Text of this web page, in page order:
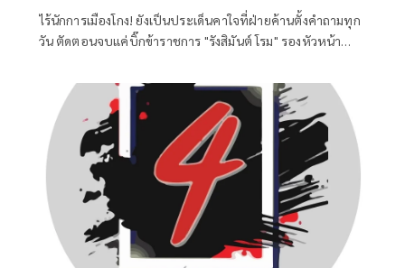
ไร้นักการเมืองโกง! ยังเป็นประเด็นคาใจที่ฝ่ายค้านตั้งคำถามทุก
วัน ตัดตอนจบแค่บิ๊กข้าราชการ "รังสิมันต์ โรม" รองหัวหน้า
กฎหมาย การยุติธรรรมและสิทธิมนุษยชน